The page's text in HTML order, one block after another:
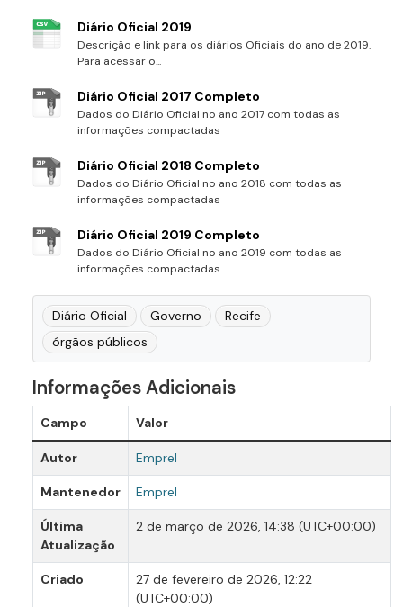
Diário Oficial 2019
Descrição e link para os diários Oficiais do ano de 2019.
Para acessar o...
Diário Oficial 2017 Completo
Dados do Diário Oficial no ano 2017 com todas as
informações compactadas
Diário Oficial 2018 Completo
Dados do Diário Oficial no ano 2018 com todas as
informações compactadas
Diário Oficial 2019 Completo
Dados do Diário Oficial no ano 2019 com todas as
informações compactadas
Diário Oficial Governo
Recife
órgãos públicos
Informações Adicionais
Campo Valor
Autor Emprel
Mantenedor Emprel
Última
Atualização
2 de março de 2026, 14:38 (UTC+00:00)
Criado
27 de fevereiro de 2026, 12:22
(UTC+00:00)